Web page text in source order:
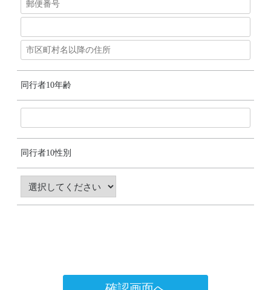
同行者10年齢
同行者10性別